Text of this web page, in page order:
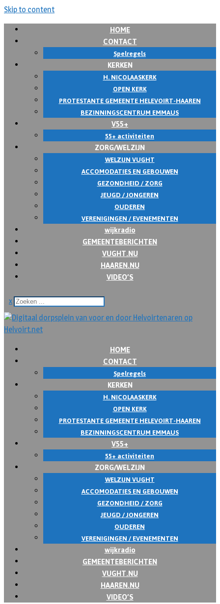
Skip to content
HOME
CONTACT
Spelregels
KERKEN
H. NICOLAASKERK
OPEN KERK
PROTESTANTE GEMEENTE HELEVOIRT-HAAREN
BEZINNINGSCENTRUM EMMAUS
V55+
55+ activiteiten
ZORG/WELZIJN
WELZIJN VUGHT
ACCOMODATIES EN GEBOUWEN
GEZONDHEID / ZORG
JEUGD / JONGEREN
OUDEREN
VERENIGINGEN / EVENEMENTEN
wijkradio
GEMEENTEBERICHTEN
VUGHT.NU
HAAREN.NU
VIDEO’S
x
HOME
CONTACT
Spelregels
KERKEN
H. NICOLAASKERK
OPEN KERK
PROTESTANTE GEMEENTE HELEVOIRT-HAAREN
BEZINNINGSCENTRUM EMMAUS
V55+
55+ activiteiten
ZORG/WELZIJN
WELZIJN VUGHT
ACCOMODATIES EN GEBOUWEN
GEZONDHEID / ZORG
JEUGD / JONGEREN
OUDEREN
VERENIGINGEN / EVENEMENTEN
wijkradio
GEMEENTEBERICHTEN
VUGHT.NU
HAAREN.NU
VIDEO’S